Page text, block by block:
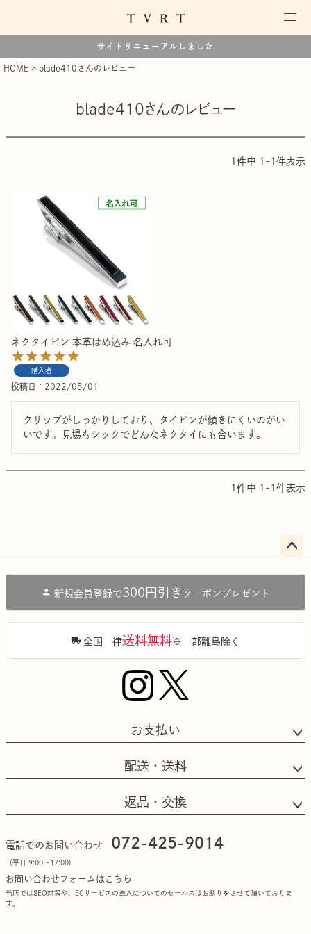
サイトリニューアルしました
HOME blade410さんのレビュー
blade410さんのレビュー
1 件中 1 - 1 件表示
ネクタイピン 本革はめ込み 名入れ可
購入者
投稿日 2022/05/01
クリップがしっかりしており、タイピンが傾きにくいのがい
いです。見場もシックでどんなネクタイにも合います。
1 件中 1 - 1 件表示
へ
新規会員登録で300円引き クーポンプレゼント
全国一律送料無料※一部離島除く
お支払い
配送・送料
返品・交換
電話でのお問い合わせ 072-425-9014
（平日 9:00〜17:00)
お問い合わせフォームはこちら
当店ではSEO対策や、ECサービスの導入についてのセールスはお断りをさせて頂いておりま
す。